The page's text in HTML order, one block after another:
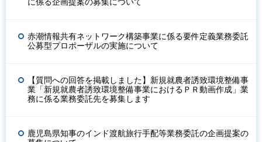
赤潮情報共有ネットワーク構築事業に係る要件定義業務委託
公募型プロポーザルの実施について
【質問への回答を掲載しました】新規就農者誘致環境整備事
業「新規就農者誘致環境整備事業におけるＰＲ動画作成」業
務に係る業務委託先を募集します
鹿児島県知事のインド渡航旅行手配等業務委託の企画提案の